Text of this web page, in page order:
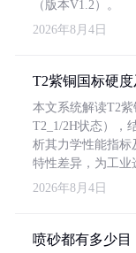
（版本V1.2）。
2026年8月4日
T2紫铜国标硬
本文系统解读T2
T2_1/2H状态），
析其力学性能指标
特性差异，为工业
2026年8月4日
喷砂都有多少目